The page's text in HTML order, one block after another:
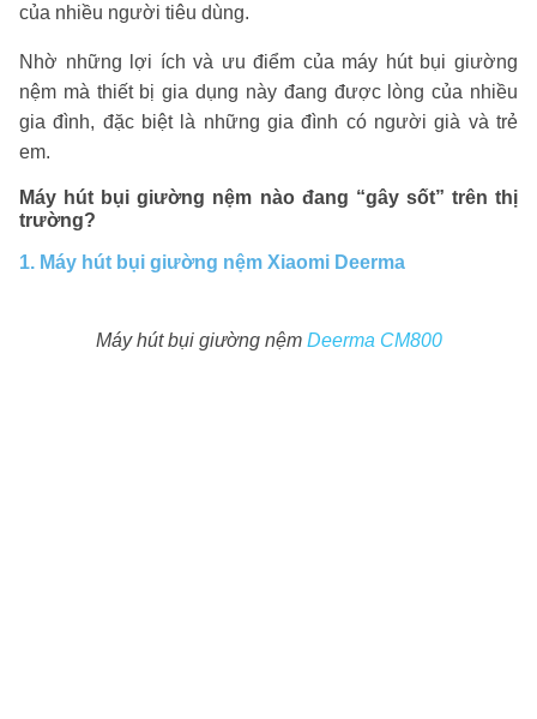
của nhiều người tiêu dùng.
Nhờ những lợi ích và ưu điểm của máy hút bụi giường
nệm mà thiết bị gia dụng này đang được lòng của nhiều
gia đình, đặc biệt là những gia đình có người già và trẻ
em.
Máy hút bụi giường nệm nào đang “gây sốt” trên thị
trường?
1. Máy hút bụi giường nệm Xiaomi Deerma
Máy hút bụi giường nệm Deerma CM800